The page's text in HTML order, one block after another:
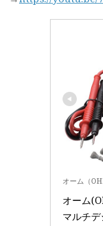
オーム（
オーム
マルチ